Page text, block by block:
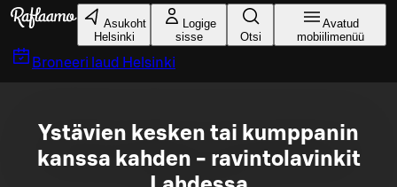
Liigu peamise sisu juurde
Asukoht
Helsinki
Logige
sisse
Otsi
Avatud
mobiilimenüü
Broneeri laud Helsinki
Ystävien kesken tai kumppanin
kanssa kahden - ravintolavinkit